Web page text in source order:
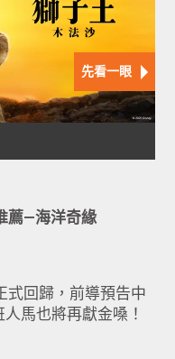
薦—海洋奇緣
回歸，前導預告中
人馬也將再獻金嗓！